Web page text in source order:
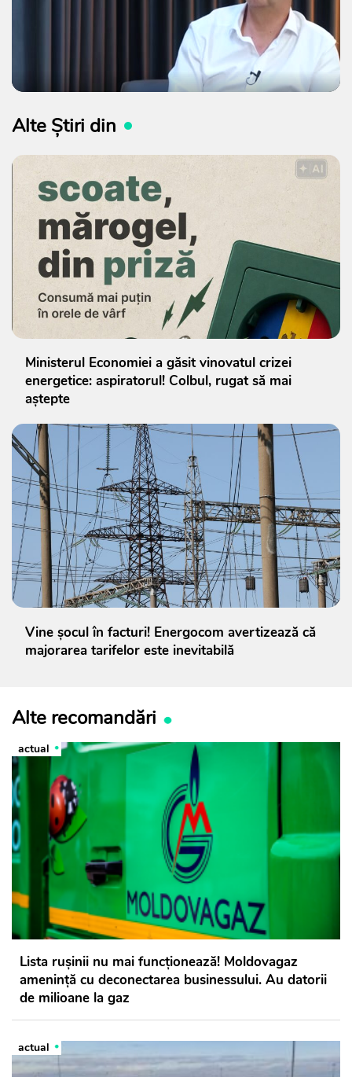
Alte Știri din
Ministerul Economiei a găsit vinovatul crizei
energetice: aspiratorul! Colbul, rugat să mai
aștepte
Vine șocul în facturi! Energocom avertizează că
majorarea tarifelor este inevitabilă
Alte recomandări
actual
Lista rușinii nu mai funcționează! Moldovagaz
amenință cu deconectarea businessului. Au datorii
de milioane la gaz
actual